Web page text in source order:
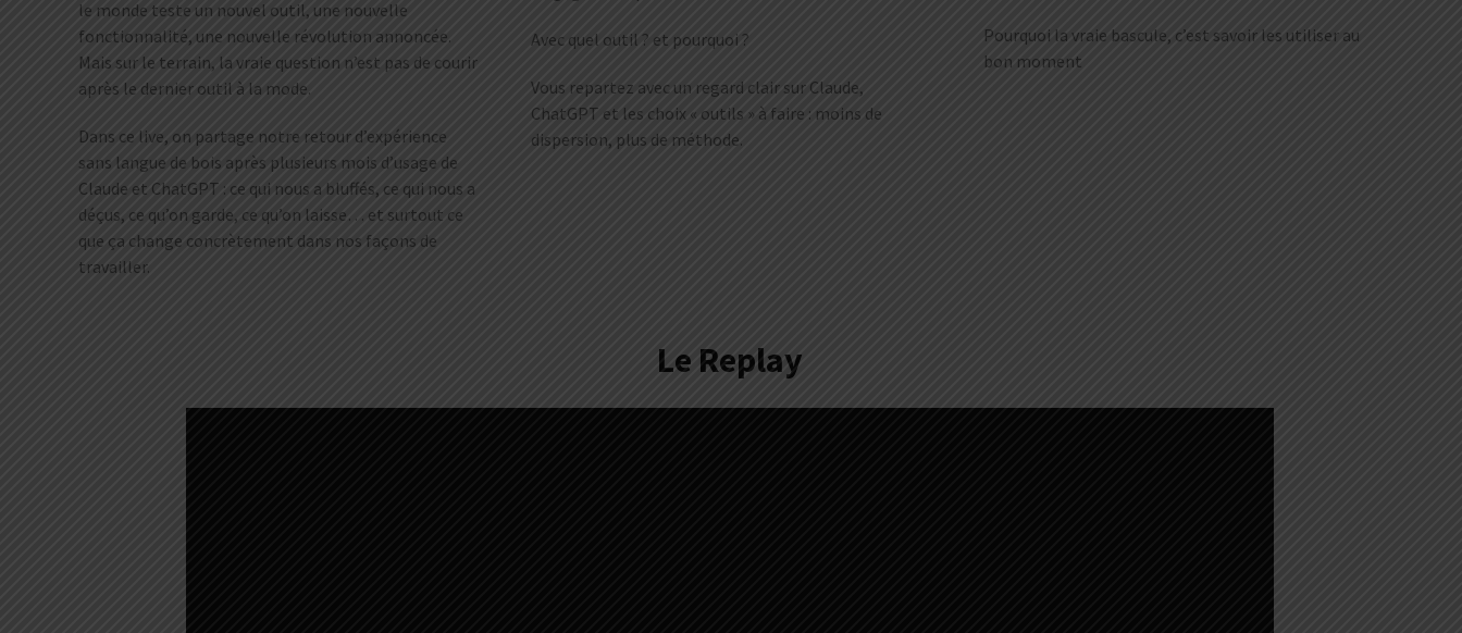
le monde teste un nouvel outil, une nouvelle
fonctionnalité, une nouvelle révolution annoncée.
Mais sur le terrain, la vraie question n’est pas de courir
après le dernier outil à la mode.
Dans ce live, on partage notre retour d’expérience
sans langue de bois après plusieurs mois d’usage de
Claude et ChatGPT : ce qui nous a bluffés, ce qui nous a
déçus, ce qu’on garde, ce qu’on laisse… et surtout ce
que ça change concrètement dans nos façons de
travailler.
Avec quel outil ? et pourquoi ?
Vous repartez avec un regard clair sur Claude,
ChatGPT et les choix « outils » à faire : moins de
dispersion, plus de méthode.
Pourquoi la vraie bascule, c’est savoir les utiliser au
bon moment
Le Replay